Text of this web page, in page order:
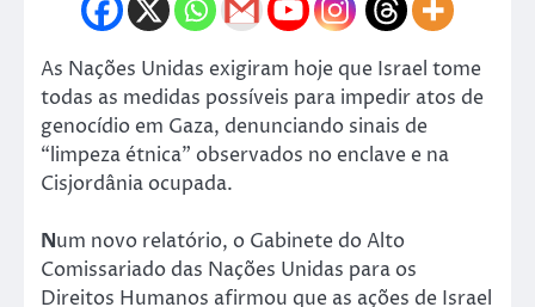
As Nações Unidas exigiram hoje que Israel tome
todas as medidas possíveis para impedir atos de
genocídio em Gaza, denunciando sinais de
“limpeza étnica” observados no enclave e na
Cisjordânia ocupada.
Num novo relatório, o Gabinete do Alto
Comissariado das Nações Unidas para os
Direitos Humanos afirmou que as ações de Israel